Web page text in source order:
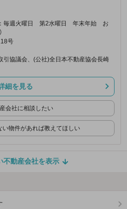
：毎週火曜日 第2水曜日 年末年始 お
号
引協議会、(公社)全日本不動産協会長崎
細を見る
会社に相談したい
い物件があれば教えてほしい
不動産会社を表示